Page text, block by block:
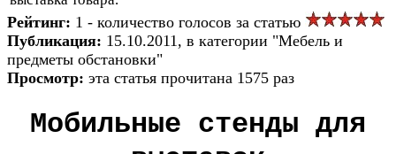
Рейтинг: 1 - количество голосов за статью
Публикация: 15.10.2011, в категории "Мебель и
предметы обстановки"
Просмотр: эта статья прочитана 1575 раз
Мобильные стенды для